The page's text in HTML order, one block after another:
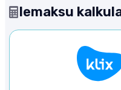
Iemaksu